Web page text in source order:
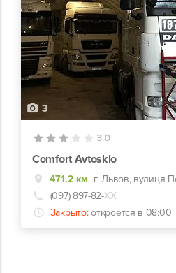
3
3.0
Comfort Avtosklo
471.2 км г. Львов, вулиця
(097) 897-82-ХХ
Закрыто: откроется в 08:00